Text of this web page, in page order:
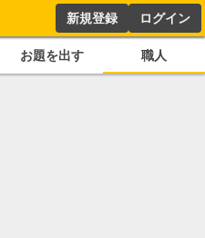
新規登録 ログイン
お題を出す 職人